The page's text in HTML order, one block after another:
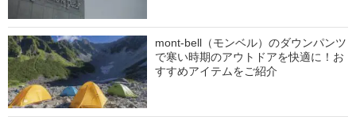
mont-bell（モンベル）のダウンパンツ
で寒い時期のアウトドアを快適に！お
すすめアイテムをご紹介